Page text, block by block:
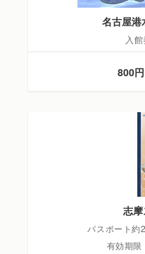
名古屋港
入
800円
志
パスポート約
有効期